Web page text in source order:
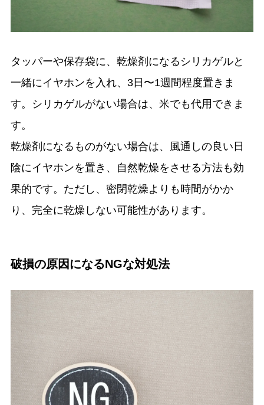
タッパーや保存袋に、乾燥剤になるシリカゲルと
一緒にイヤホンを入れ、3日〜1週間程度置きま
す。シリカゲルがない場合は、米でも代用できま
す。
乾燥剤になるものがない場合は、風通しの良い日
陰にイヤホンを置き、自然乾燥をさせる方法も効
果的です。ただし、密閉乾燥よりも時間がかか
り、完全に乾燥しない可能性があります。
破損の原因になるNGな対処法